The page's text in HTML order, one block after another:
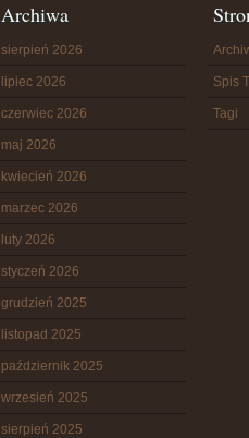
Archiwa
sierpień 2026
lipiec 2026
czerwiec 2026
maj 2026
kwiecień 2026
marzec 2026
luty 2026
styczeń 2026
grudzień 2025
listopad 2025
październik 2025
wrzesień 2025
sierpień 2025
Spis
Tagi